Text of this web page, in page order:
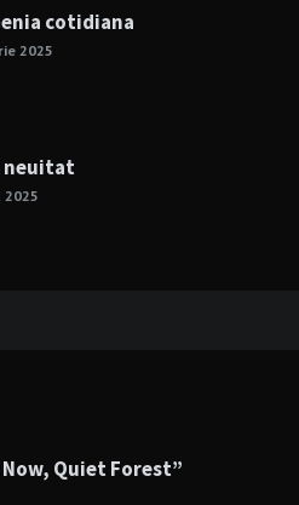
cotidiana
2025
neuitat
2025
Now, Quiet Forest”